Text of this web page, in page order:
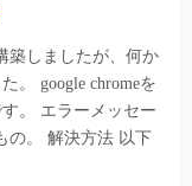
築しましたが、何か
。 google chromeを
。 エラーメッセー
の。 解決方法 以下